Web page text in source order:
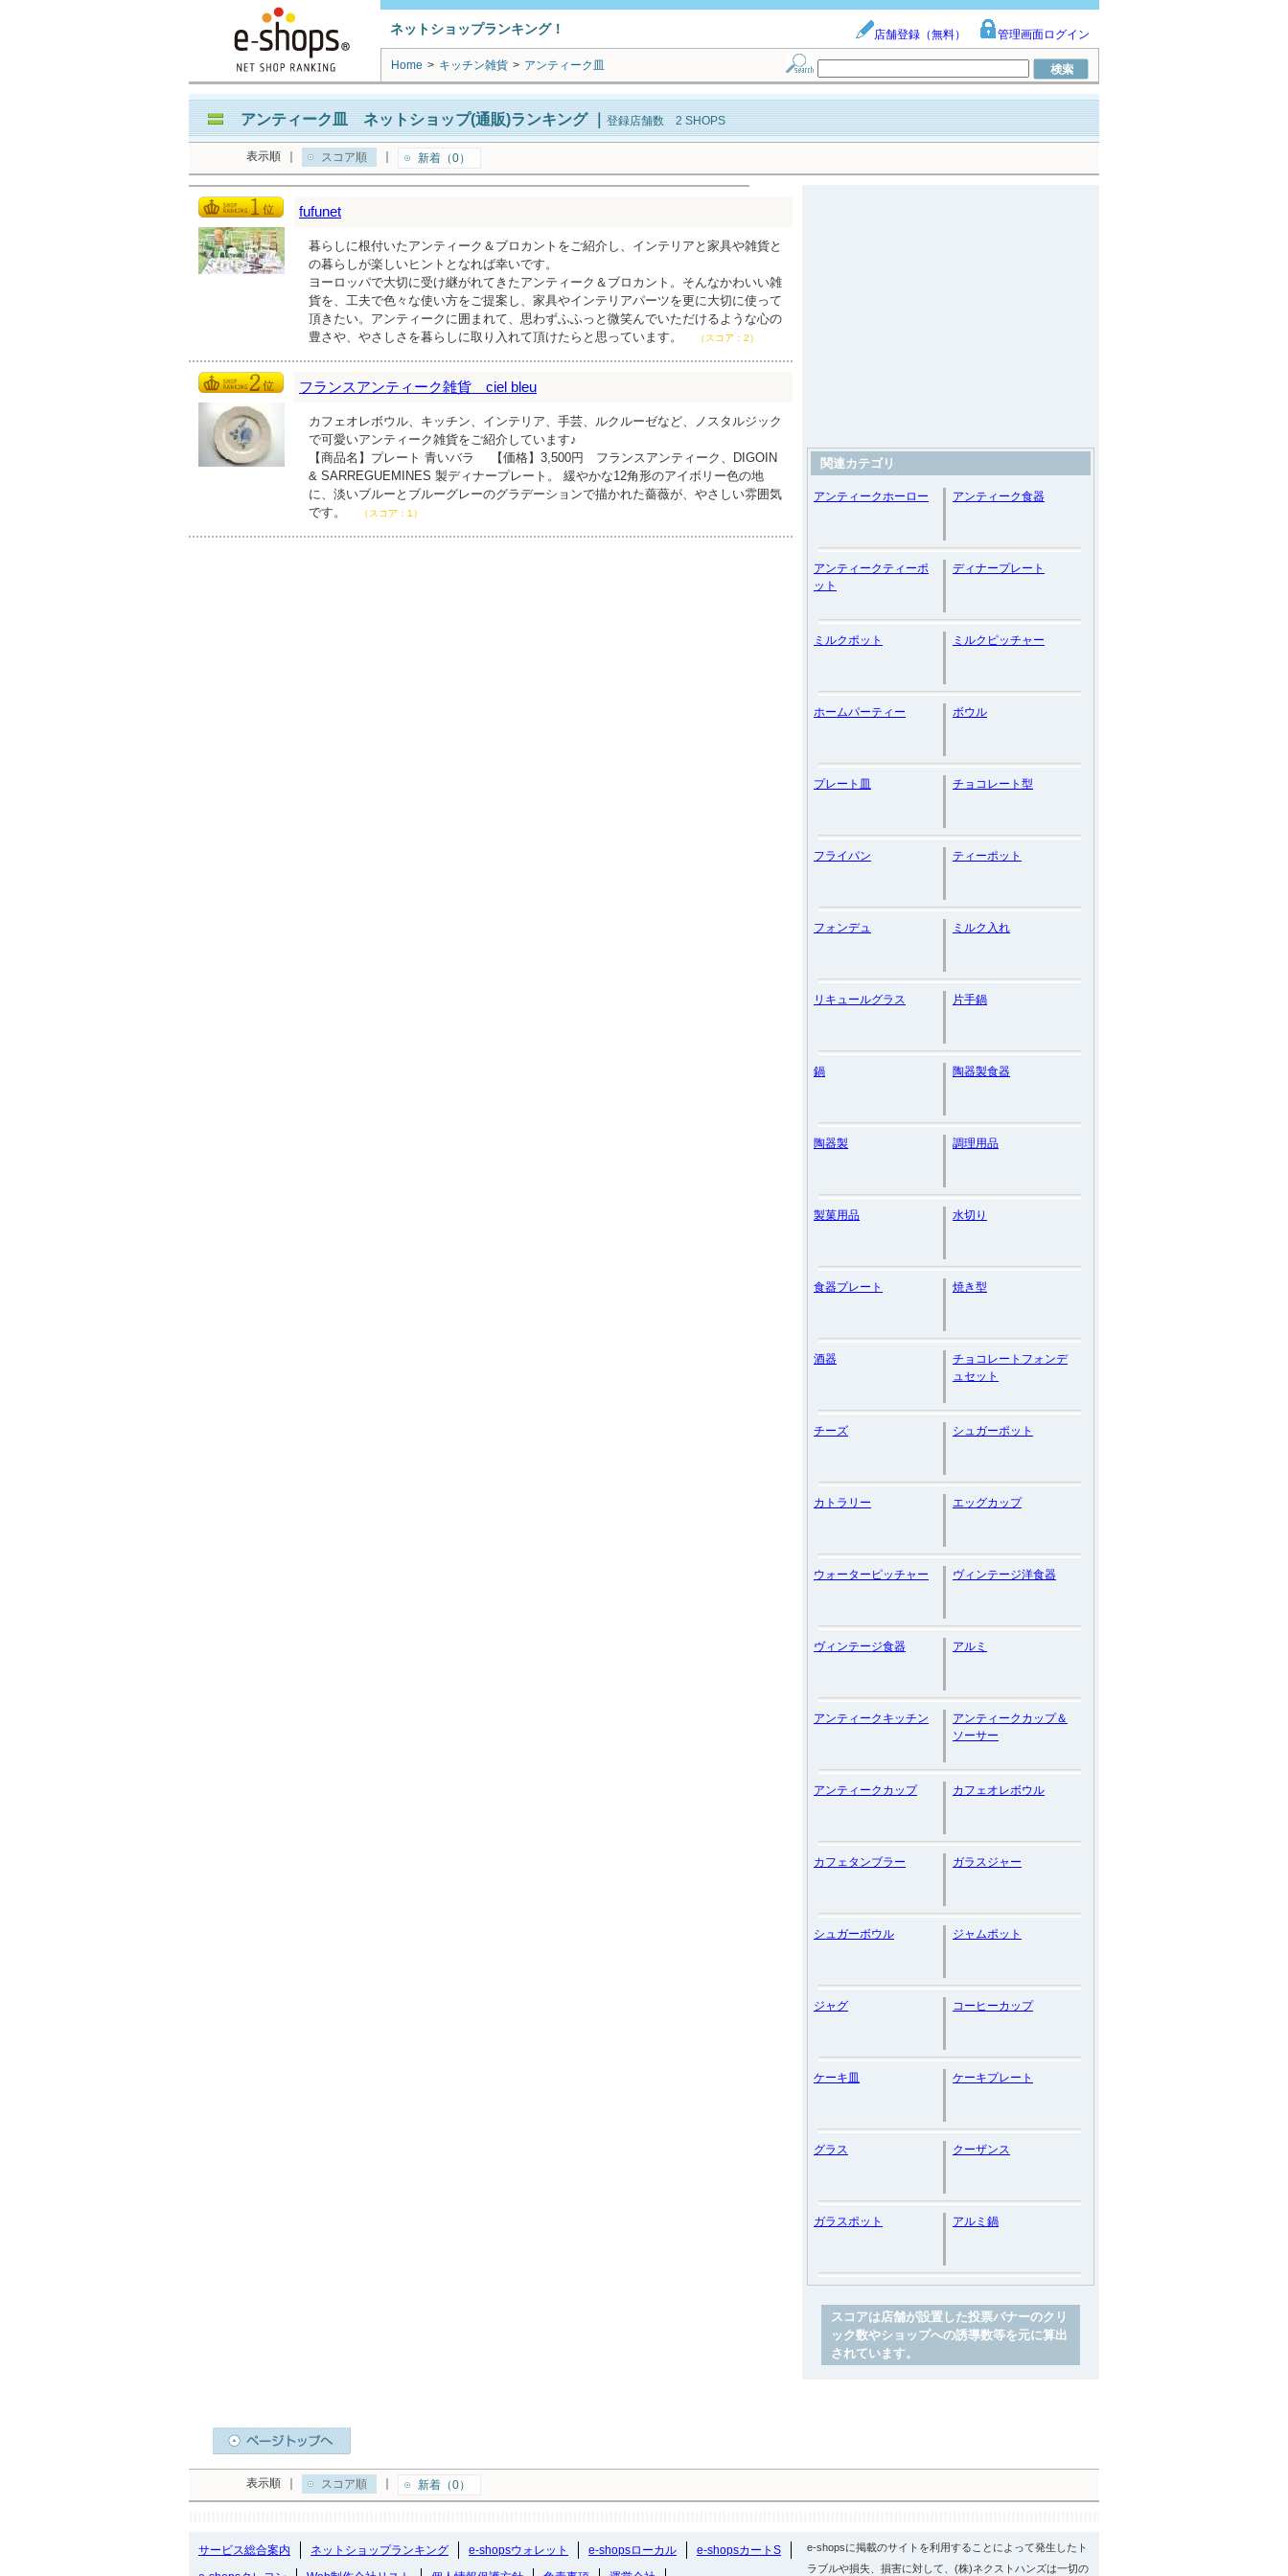
ネットショップランキング！ 店舗登録（無料） 管理画面ログイン
Home > キッチン雑貨 > アンティーク皿
アンティーク皿 ネットショップ(通販)ランキング｜ 登録店舗数 2 SHOPS
表示順 スコア順 新着（0）
fufunet
暮らしに根付いたアンティーク＆ブロカントをご紹介し、インテリアと家具や雑貨と
の暮らしが楽しいヒントとなれば幸いです。
ヨーロッパで大切に受け継がれてきたアンティーク＆ブロカント。そんなかわいい雑
貨を、工夫で色々な使い方をご提案し、家具やインテリアパーツを更に大切に使って
頂きたい。アンティークに囲まれて、思わずふふっと微笑んでいただけるような心の
豊さや、やさしさを暮らしに取り入れて頂けたらと思っています。
（スコア：2）
フランスアンティーク雑貨 ciel bleu
カフェオレボウル、キッチン、インテリア、手芸、ルクルーゼなど、ノスタルジック
で可愛いアンティーク雑貨をご紹介しています♪
【商品名】プレート 青いバラ 【価格】3,500円 フランスアンティーク、DIGOIN
& SARREGUEMINES 製ディナープレート。 緩やかな12角形のアイボリー色の地
に、淡いブルーとブルーグレーのグラデーションで描かれた薔薇が、やさしい雰囲気
です。
（スコア：1）
関連カテゴリ
アンティークホーロー アンティーク食器
アンティークティーポ
ット
ディナープレート
ミルクポット ミルクピッチャー
ホームパーティー ボウル
プレート皿 チョコレート型
フライパン ティーポット
フォンデュ ミルク入れ
リキュールグラス 片手鍋
鍋 陶器製食器
陶器製 調理用品
製菓用品 水切り
食器プレート 焼き型
酒器
チョコレートフォンデ
ュセット
チーズ シュガーポット
カトラリー エッグカップ
ウォーターピッチャー ヴィンテージ洋食器
ヴィンテージ食器 アルミ
アンティークキッチン
アンティークカップ＆
ソーサー
アンティークカップ カフェオレボウル
カフェタンブラー ガラスジャー
シュガーボウル ジャムポット
ジャグ コーヒーカップ
ケーキ皿 ケーキプレート
グラス クーザンス
ガラスポット アルミ鍋
スコアは店舗が設置した投票バナーのクリ
ック数やショップへの誘導数等を元に算出
されています。
表示順 スコア順 新着（0）
サービス総合案内 ネットショップランキング e-shopsウォレット e-shopsローカル
e-shopsカートS
e-shopsに掲載のサイトを利用することによって発生したト
ラブルや損失、損害に対して、(株)ネクストハンズは一切の